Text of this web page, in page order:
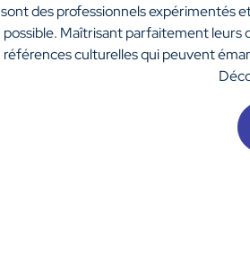
sont des professionnels expérimentés
possible. Maîtrisant parfaitement leurs
références culturelles qui peuvent